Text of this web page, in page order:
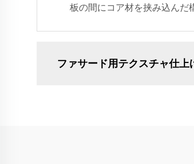
板の間にコア材を挟み込んだ
ファサード用テクスチャ仕上